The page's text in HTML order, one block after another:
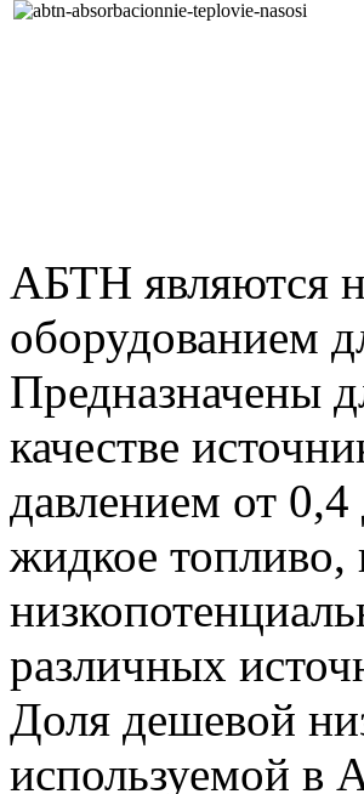
АБТН являются
оборудованием
Предназначены
качестве
давлением от
жидкое
различных
Доля дешевой
используемой в